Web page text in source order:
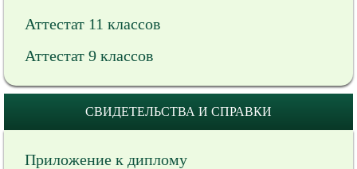
Аттестат 11 классов
Аттестат 9 классов
СВИДЕТЕЛЬСТВА И СПРАВКИ
Приложение к диплому